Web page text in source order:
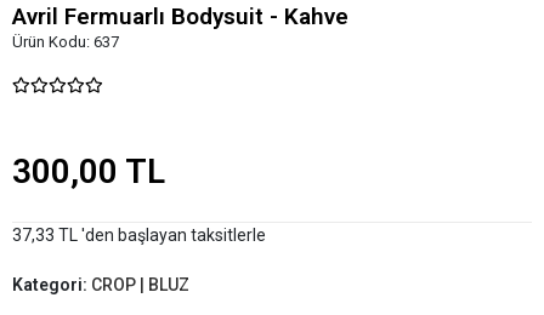
Avril Fermuarlı Bodysuit - Kahve
Ürün Kodu: 637
300,00 TL
37,33 TL 'den başlayan taksitlerle
Kategori: CROP | BLUZ